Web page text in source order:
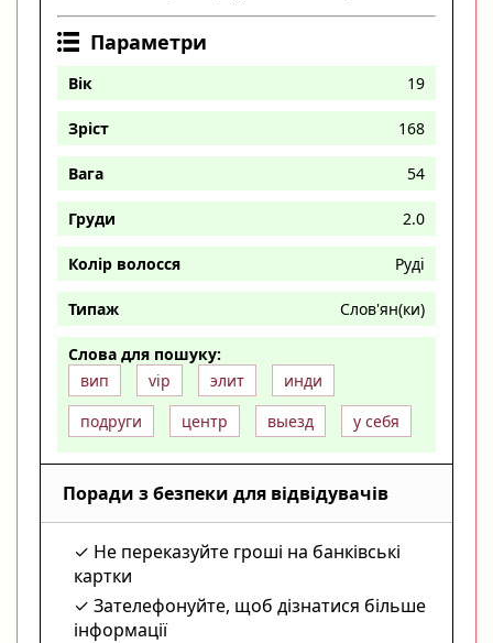
Параметри
Вік 19
Зріст 168
Вага 54
Груди 2.0
Колір волосся Руді
Типаж Слов'ян(ки)
Слова для пошуку:
вип
vip элит
инди
подруги
центр выезд у себя
Поради з безпеки для відвідувачів
Не переказуйте гроші на банківські
картки
Зателефонуйте, щоб дізнатися більше
інформації